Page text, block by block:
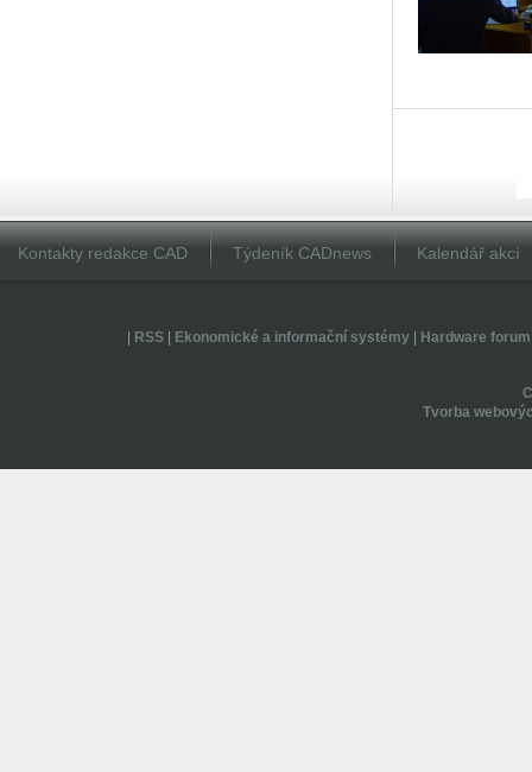
Kontakty redakce CAD Týdeník CADnews Kalendář akcí
RSS| Ekonomické a informační systémy| Hardware forum
Tvorba